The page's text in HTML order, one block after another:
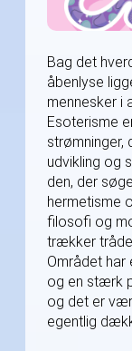
Bag det
åbenlyse
mennesker i
Esoterisme
strømninger,
udvikling og
den, der
hermetisme
filosofi og
trækker
Området har
og en stærk
og det er
egentlig